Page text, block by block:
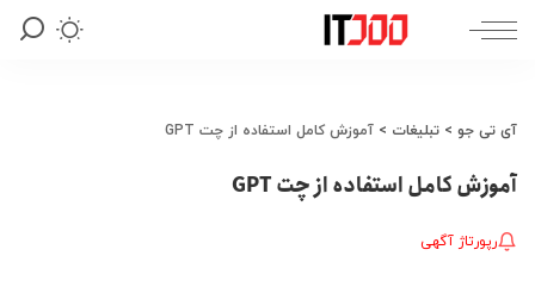
آی تی جو > تبلیغات > آموزش کامل استفاده از چت GPT
آموزش کامل استفاده از چت GPT
رپورتاژ آگهی